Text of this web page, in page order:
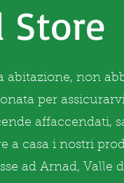
Store
abitazione, non
per
affaccendati,
a casa i nostri
ad Arnad, Valle